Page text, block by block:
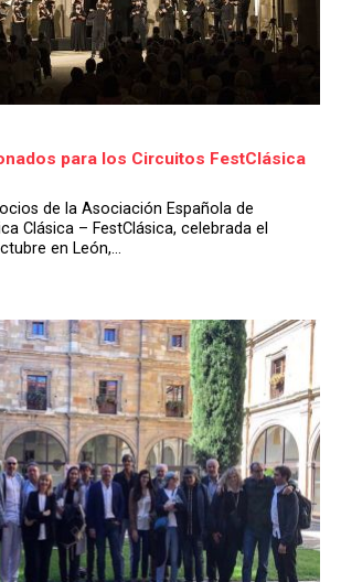
para los Circuitos FestClásica
de la Asociación Española de
Clásica – FestClásica, celebrada el
en León,...